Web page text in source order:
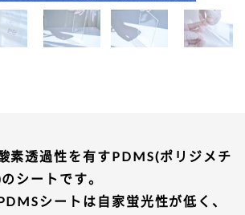
素透過性を有すPDMS(ポリジメチ
シートです。
シートは自家蛍光性が低く、